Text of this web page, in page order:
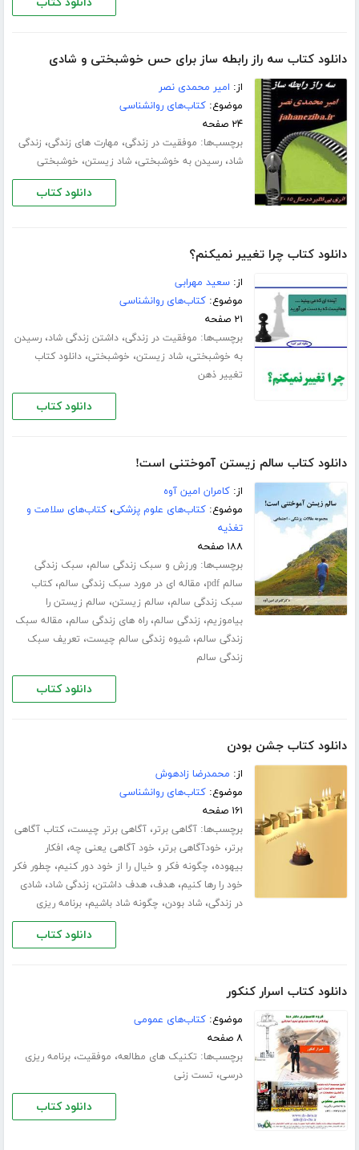
دانلود کتاب
دانلود کتاب سه راز رابطه ساز برای حس خوشبختی و شادی
از: امیر محمدی نصر
موضوع:کتاب‌های روانشناسی
۲۴ صفحه
برچسب‌ها: موفقیت در زندگی، مهارت های زندگی، زندگی
شاد،رسیدن به خوشبختی،شاد زیستن، خوشبختی
دانلود کتاب
دانلود کتاب چرا تغییر نمیکنم؟
از:سعید مهرابی
موضوع:کتاب‌های روانشناسی
۲۱ صفحه
برچسب‌ها: موفقیت در زندگی،داشتن زندگی شاد،رسیدن
به خوشبختی،شاد زیستن، خوشبختی،دانلود کتاب
تغییر ذهن
دانلود کتاب
دانلود کتاب سالم زیستن آموختنی است!
از:کامران امین آوه
موضوع:کتاب‌های علوم پزشکی،کتاب‌های سلامت و
تغذیه
۱۸۸ صفحه
برچسب‌ها: ورزش‌ و سبک زندگی سالم، سبک زندگی
سالم pdf
، مقاله ای در مورد سبک زندگی سالم،کتاب
سبک زندگی سالم، سالم زیستن، سالم زیستن را
بیاموزیم، زندگی سالم،راه های زندگی سالم، مقاله سبک
زندگی سالم،شیوه زندگی سالم چیست، تعریف سبک
زندگی سالم
دانلود کتاب
دانلود کتاب جشن بودن
از: محمدرضا زادهوش
موضوع:کتاب‌های روانشناسی
۱۶۱ صفحه
برچسب‌ها:آگاهی برتر،آگاهی برتر چیست،کتاب آگاهی
برتر، خودآگاهی برتر، خود آگاهی یعنی چه، افکار
بیهوده، چگونه فکر و خیال را از خود دور کنیم، چطور فکر
خود را رها کنیم،هدف،هدف داشتن، زندگی شاد،شادی
در زندگی،شاد بودن، چگونه شاد باشیم،برنامه ریزی
دانلود کتاب
دانلود کتاب اسرار کنکور
موضوع:کتاب‌های عمومی
۸ صفحه
برچسب‌ها: تکنیک های مطالعه، موفقیت،برنامه ریزی
درسی، تست زنی
دانلود کتاب